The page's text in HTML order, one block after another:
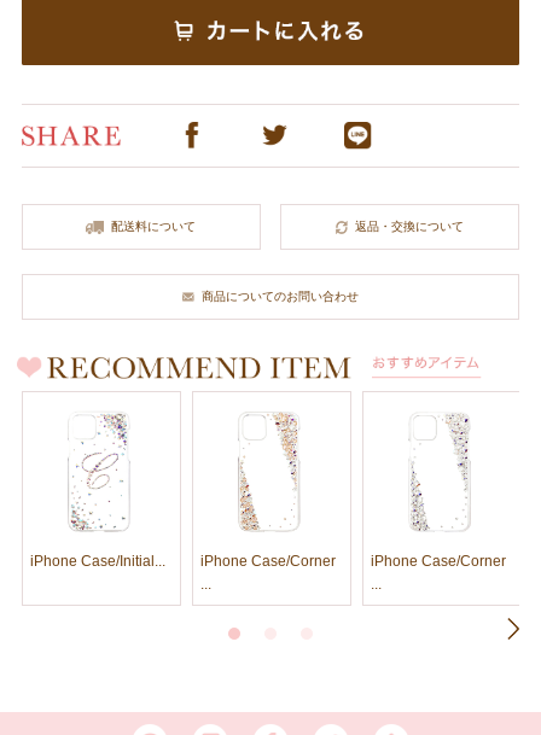
配送料について 返品・交換について
商品についてのお問い合わせ
iPhone Case/Initial...
iPhone Case/Corner
...
iPhone Case/Corner
...